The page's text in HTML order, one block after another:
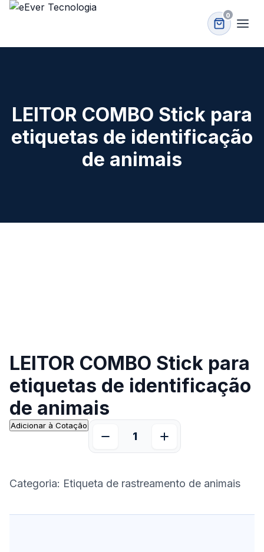
0
LEITOR COMBO Stick para
etiquetas de identificação
de animais
LEITOR COMBO Stick para
etiquetas de identificação
de animais
Adicionar à Cotação
Categoria: Etiqueta de rastreamento de animais